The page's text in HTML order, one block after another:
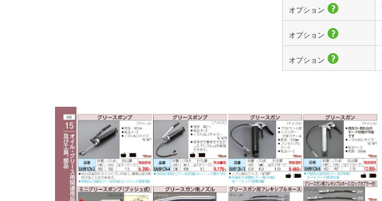
オプション
オプション
オプション